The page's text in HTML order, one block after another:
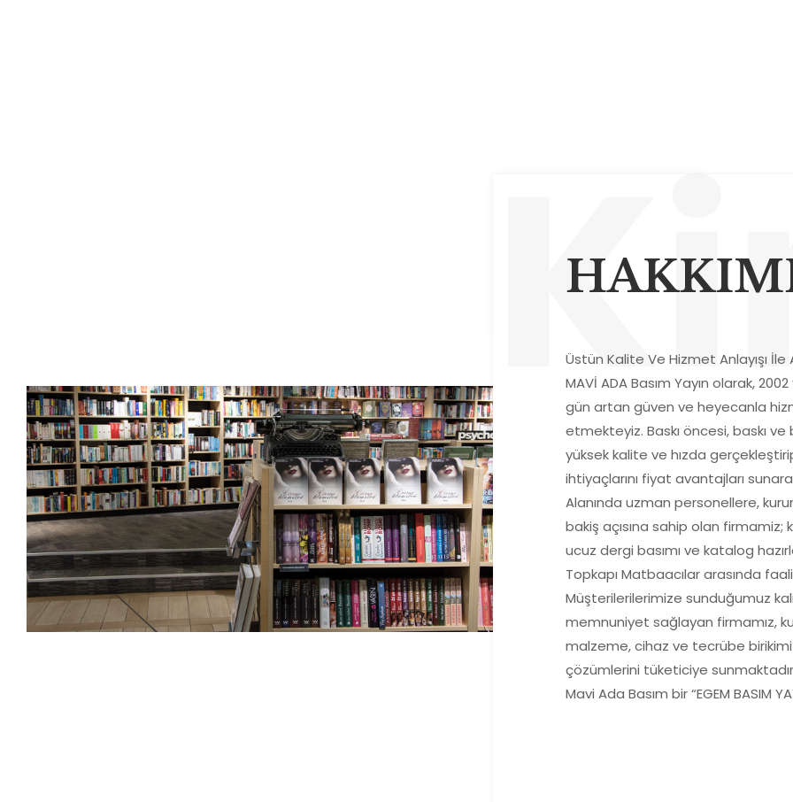
Üstün Kalite Ve Hizmet Anlayışı İle
MAVİ ADA Basım Yayın olarak,
gün artan güven ve heyecanla
etmekteyiz. Baskı öncesi, baskı ve
yüksek kalite ve hızda
ihtiyaçlarını fiyat avantajları
Alanında uzman personellere,
bakiş açısına sahip olan firmamiz;
ucuz dergi basımı ve katalog
Topkapı Matbaacılar arasında
Müşterilerilerimize sunduğumuz
memnuniyet sağlayan firmamız,
malzeme, cihaz ve tecrübe birikimi
çözümlerini tüketiciye
Mavi Ada Basım bir “EGEM BASIM